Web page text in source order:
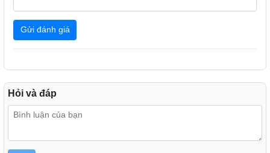
còn là một phụ kiện thời trang không thể thiếu trong bộ sưu
tập của người dùng.
Gửi đánh giá
Hỏi và đáp